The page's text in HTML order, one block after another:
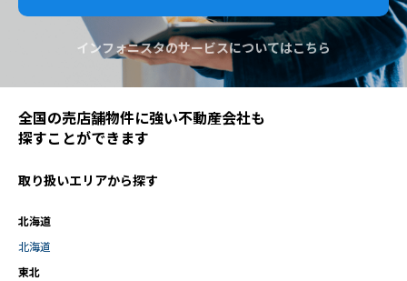
インフォニスタのサービスについてはこちら
全国の売店舗物件に強い不動産会社も
探すことができます
取り扱いエリアから探す
北海道
北海道
東北